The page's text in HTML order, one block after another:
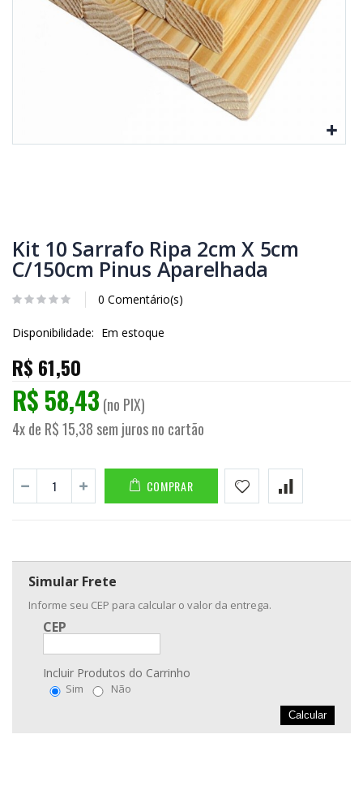
Kit 10 Sarrafo Ripa 2cm X 5cm
C/150cm Pinus Aparelhada
0 Comentário(s)
Disponibilidade: Em estoque
R$ 61,50
R$ 58,43 (no PIX)
4x de R$ 15,38 sem juros no cartão
COMPRAR
Simular Frete
Informe seu CEP para calcular o valor da entrega.
CEP
Incluir Produtos do Carrinho
Sim Não
Calcular